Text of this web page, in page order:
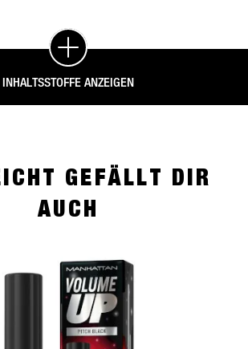
INHALTSSTOFFE ANZEIGEN
GEFÄLLT DIR
AUCH